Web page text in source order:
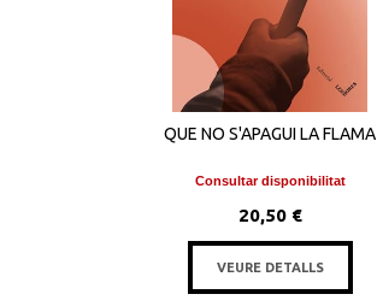
QUE NO S'APAGUI LA FLAMA
Consultar disponibilitat
20,50 €
VEURE DETALLS